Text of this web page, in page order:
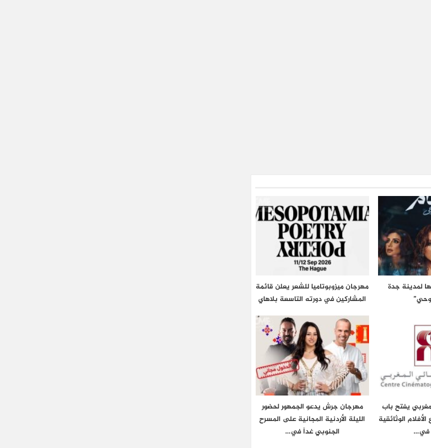
لمدينة جدة
مهرجان ميزوبوتاميا للشعر يعلن قائمة
المشاركين في دورته التاسعة بلاهاي
يفتح باب
الوثائقية
في…
مهرجان جرش يدعو الجمهور لحضور
الليلة الأردنية المجانية على المسرح
الجنوبي غداً في…